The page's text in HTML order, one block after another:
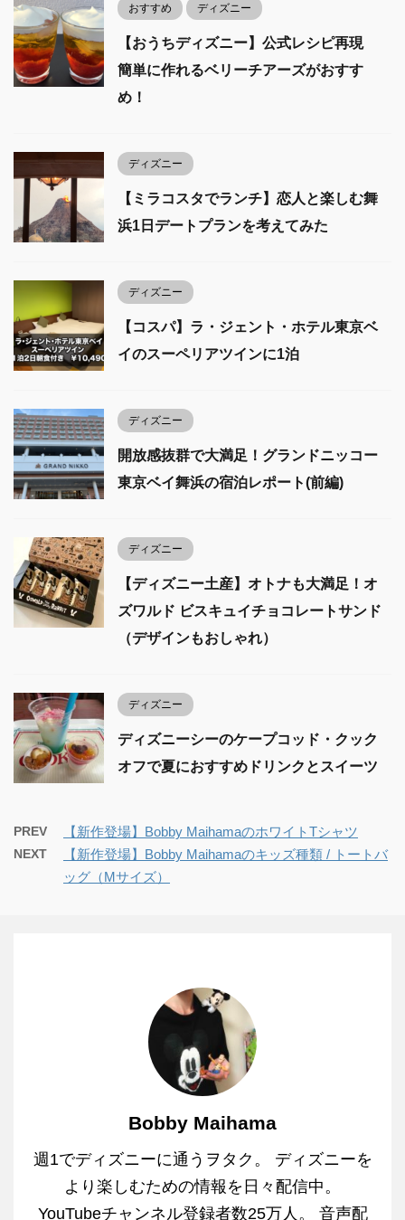
おすすめ ディズニー
【おうちディズニー】公式レシピ再現
簡単に作れるベリーチアーズがおすす
め！
ディズニー
【ミラコスタでランチ】恋人と楽しむ舞
浜1日デートプランを考えてみた
ディズニー
【コスパ】ラ・ジェント・ホテル東京ベ
イのスーペリアツインに1泊
ディズニー
開放感抜群で大満足！グランドニッコー
東京ベイ舞浜の宿泊レポート(前編)
ディズニー
【ディズニー土産】オトナも大満足！オ
ズワルド ビスキュイチョコレートサンド
（デザインもおしゃれ）
ディズニー
ディズニーシーのケープコッド・クック
オフで夏におすすめドリンクとスイーツ
PREV 【新作登場】Bobby MaihamaのホワイトTシャツ
NEXT
【新作登場】Bobby Maihamaのキッズ種類 / トートバ
ッグ（Mサイズ）
Bobby Maihama
週1でディズニーに通うヲタク。 ディズニーを
より楽しむための情報を日々配信中。
YouTubeチャンネル登録者数25万人。 音声配